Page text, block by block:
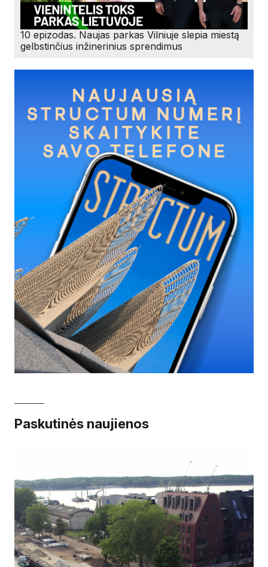
10 epizodas. Naujas parkas Vilniuje slepia miestą
gelbstinčius inžinerinius sprendimus
Paskutinės naujienos